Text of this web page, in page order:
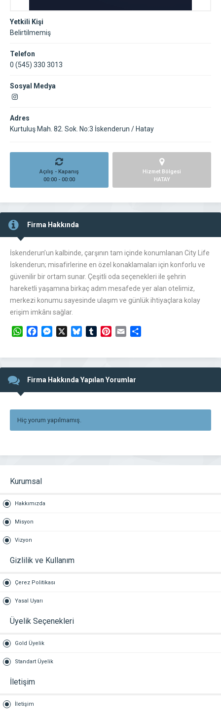
Yetkili Kişi
Belirtilmemiş
Telefon
0 (545) 330 3013
Sosyal Medya
Adres
Kurtuluş Mah. 82. Sok. No:3 İskenderun / Hatay
Açılış - Kapanış
00:00 - 00:00
Hizmet Bölgesi
HATAY
Firma Hakkında
İskenderun’un kalbinde, çarşının tam içinde konumlanan City Life
İskenderun; misafirlerine en özel konaklamaları için konforlu ve
güvenilir bir ortam sunar. Çeşitli oda seçenekleri ile şehrin
hareketli yaşamına birkaç adım mesafede yer alan otelimiz,
merkezi konumu sayesinde ulaşım ve günlük ihtiyaçlara kolay
erişim imkânı sağlar.
WhatsAppFacebookMessengerBlueskyTumblrPinterest
Email
Firma Hakkında Yapılan Yorumlar
Hiç yorum yapılmamış.
Kurumsal
Hakkımızda
Misyon
Vizyon
Gizlilik ve Kullanım
Çerez Politikası
Yasal Uyarı
Üyelik Seçenekleri
Gold Üyelik
Standart Üyelik
İletişim
İletişim